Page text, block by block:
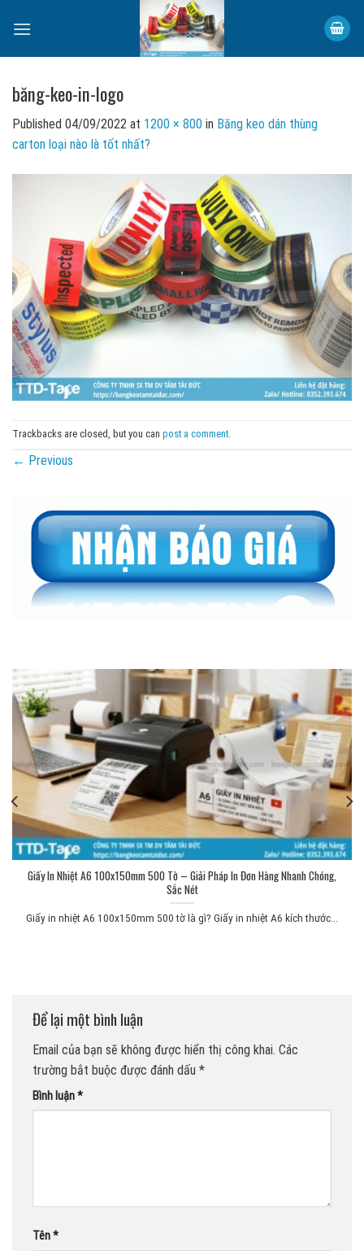
băng-keo-in-logo
Published 04/09/2022 at 1200 × 800 in Băng keo dán thùng
carton loại nào là tốt nhất?
Trackbacks are closed, but you can post a comment.
← Previous
Giấy In Nhiệt A6 100x150mm 500 Tờ – Giải Pháp In Đơn Hàng Nhanh Chóng,
Sắc Nét
Giấy in nhiệt A6 100x150mm 500 tờ là gì? Giấy in nhiệt A6 kích thước...
Để lại một bình luận
Email của bạn sẽ không được hiển thị công khai. Các
trường bắt buộc được đánh dấu *
Bình luận*
Tên*